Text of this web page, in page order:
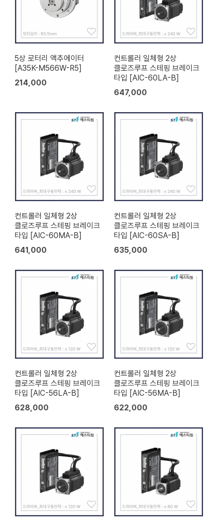
5상 로터리 액추에이터
[A35K-M566W-R5]
214,000
컨트롤러 일체형 2상
클로즈루프 스테핑 브레이크
타입 [AIC-60LA-B]
647,000
컨트롤러 일체형 2상
클로즈루프 스테핑 브레이크
타입 [AIC-60MA-B]
641,000
컨트롤러 일체형 2상
클로즈루프 스테핑 브레이크
타입 [AIC-60SA-B]
635,000
컨트롤러 일체형 2상
클로즈루프 스테핑 브레이크
타입 [AIC-56LA-B]
628,000
컨트롤러 일체형 2상
클로즈루프 스테핑 브레이크
타입 [AIC-56MA-B]
622,000